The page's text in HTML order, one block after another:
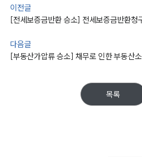
소식/자료
공지사항
법률 블로그
뉴스레터/브로슈어
세미나
이전글
다음글
목록